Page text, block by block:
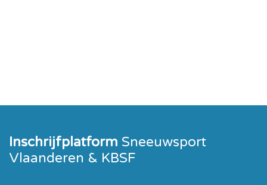
Inschrijfplatform Sneeuwsport
Vlaanderen & KBSF